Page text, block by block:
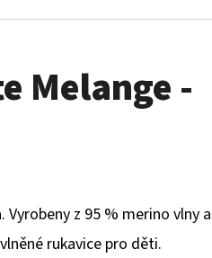
Melange -
z 95 % merino vlny a
rukavice pro děti.